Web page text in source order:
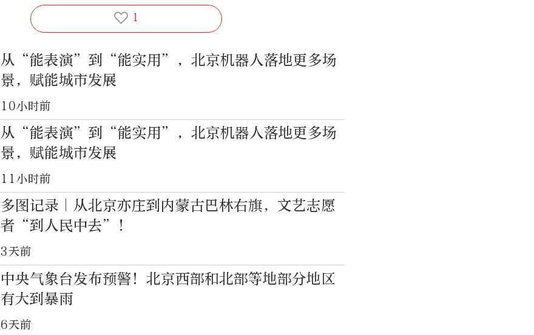
1
从“能表演”到“能实用”，北京机器人落地更多场
景，赋能城市发展
10小时前
从“能表演”到“能实用”，北京机器人落地更多场
景，赋能城市发展
11小时前
多图记录｜从北京亦庄到内蒙古巴林右旗，文艺志愿
者“到人民中去”！
3天前
中央气象台发布预警！北京西部和北部等地部分地区
有大到暴雨
6天前